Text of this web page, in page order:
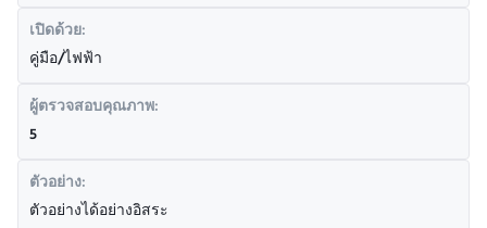
เปิดด้วย:
คู่มือ/ไฟฟ้า
ผู้ตรวจสอบคุณภาพ:
5
ตัวอย่าง:
ตัวอย่างได้อย่างอิสระ